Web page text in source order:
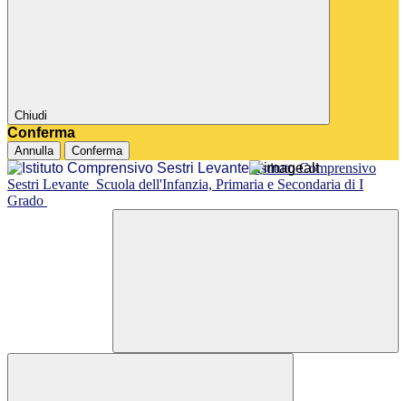
Chiudi
Conferma
Annulla Conferma
Istituto Comprensivo
Sestri Levante Scuola dell'Infanzia, Primaria e Secondaria di I
Grado